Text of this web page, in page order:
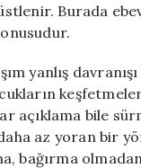
Burada
yanlış
açıklama bile
az yoran bir
bağırma